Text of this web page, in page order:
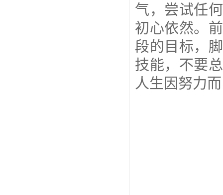
气，尝试任
初心依然。
段的目标，
技能，不要
人生因努力